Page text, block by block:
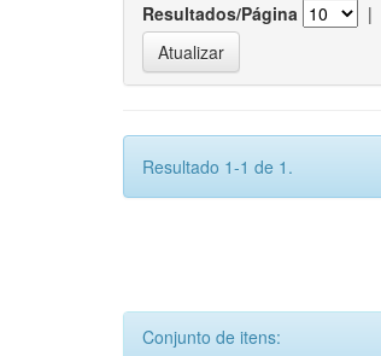
Resultados/Página |
Resultado 1-1 de 1.
Conjunto de itens: